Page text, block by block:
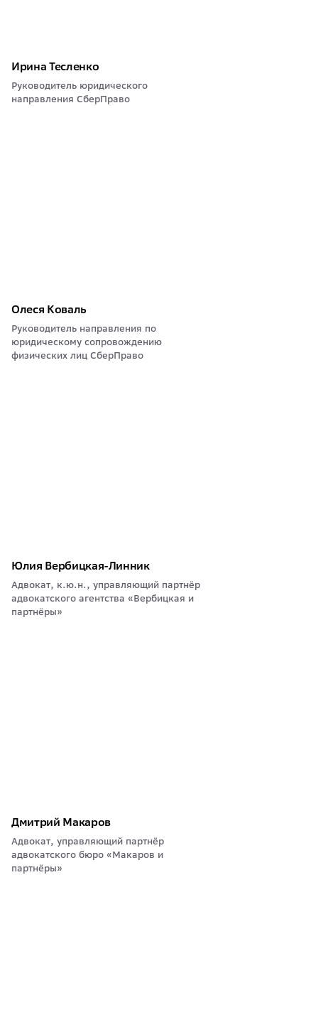
Ирина Тесленко
Руководитель юридического
направления СберПраво
Олеся Коваль
Руководитель направления по
юридическому сопровождению
физических лиц СберПраво
Юлия Вербицкая-Линник
Адвокат, к.ю.н., управляющий партнёр
адвокатского агентства «Вербицкая и
партнёры»
Дмитрий Макаров
Адвокат, управляющий партнёр
адвокатского бюро «Макаров и
партнёры»